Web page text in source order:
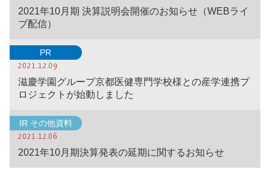
2021年10月期 決算説明会開催のお知らせ（WEBライ
ブ配信）
PR
2021.12.09
滋慶学園グループ京都医健専門学校様との産学連携プ
ロジェクトが始動しました
IR その他資料
2021.12.06
2021年10月期決算発表の延期に関するお知らせ